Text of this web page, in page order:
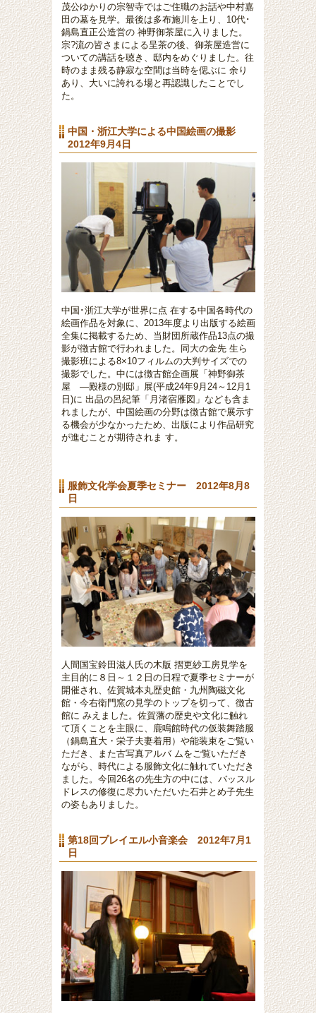
茂公ゆかりの宗智寺ではご住職のお話や中村嘉
田の墓を見学。最後は多布施川を上り、10代･
鍋島直正公造営の 神野御茶屋に入りました。
宗?流の皆さまによる呈茶の後、御茶屋造営に
ついての講話を聴き、邸内をめぐりました。往
時のまま残る静寂な空間は当時を偲ぶに 余り
あり、大いに誇れる場と再認識したことでし
た。
中国・浙江大学による中国絵画の撮影
2012年9月4日
中国･浙江大学が世界に点 在する中国各時代の
絵画作品を対象に、2013年度より出版する絵画
全集に掲載するため、当財団所蔵作品13点の撮
影が徴古館で行われました。同大の金先 生ら
撮影班による8×10フィルムの大判サイズでの
撮影でした。中には徴古館企画展「神野御茶
屋 ―殿様の別邸」展(平成24年9月24～12月1
日)に 出品の呂紀筆「月渚宿雁図」なども含ま
れましたが、中国絵画の分野は徴古館で展示す
る機会が少なかったため、出版により作品研究
が進むことが期待されま す。
服飾文化学会夏季セミナー 2012年8月8
日
人間国宝鈴田滋人氏の木版 摺更紗工房見学を
主目的に８日～１２日の日程で夏季セミナーが
開催され、佐賀城本丸歴史館・九州陶磁文化
館・今右衛門窯の見学のトップを切って、徴古
館に みえました。佐賀藩の歴史や文化に触れ
て頂くことを主眼に、鹿鳴館時代の仮装舞踏服
（鍋島直大・栄子夫妻着用）や能装束をご覧い
ただき、また古写真アルバ ムをご覧いただき
ながら、時代による服飾文化に触れていただき
ました。今回26名の先生方の中には、バッスル
ドレスの修復に尽力いただいた石井とめ子先生
の姿もありました。
第18回プレイエル小音楽会 2012年7月1
日